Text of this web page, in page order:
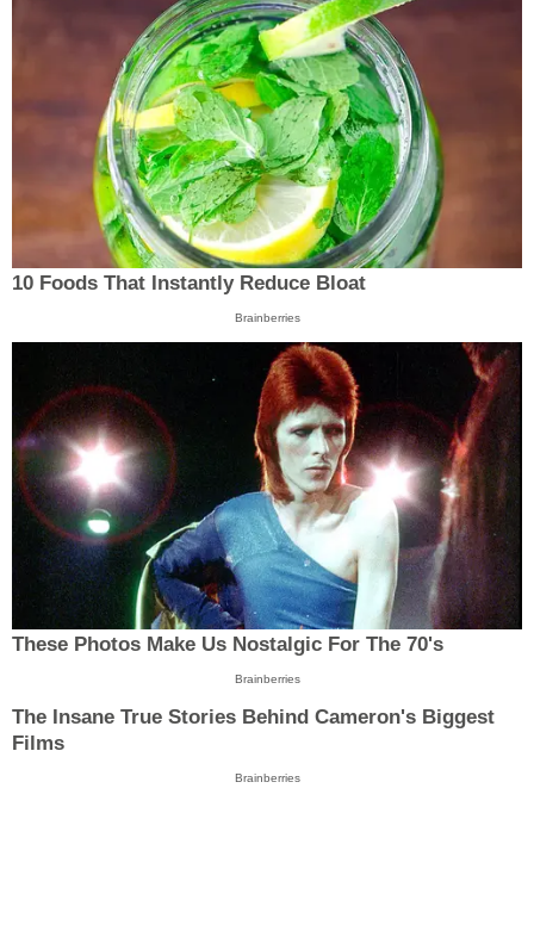
10 Foods That Instantly Reduce Bloat
Brainberries
These Photos Make Us Nostalgic For The 70's
Brainberries
The Insane True Stories Behind Cameron's Biggest
Films
Brainberries